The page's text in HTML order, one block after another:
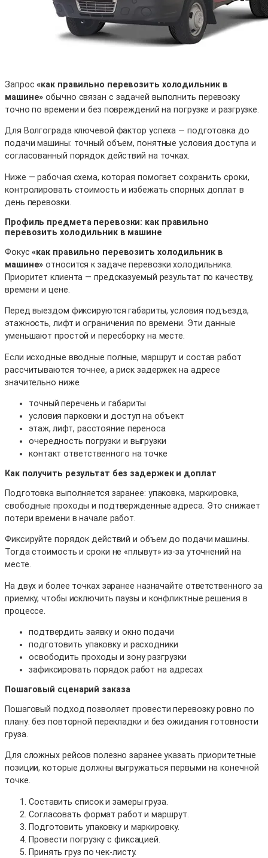
Запрос«как правильно перевозить холодильник в
машине» обычно связан с задачей выполнить перевозку
точно по времени и без повреждений на погрузке и разгрузке.
Для Волгограда ключевой фактор успеха — подготовка до
подачи машины: точный объем, понятные условия доступа и
согласованный порядок действий на точках.
Ниже — рабочая схема, которая помогает сохранить сроки,
контролировать стоимость и избежать спорных доплат в
день перевозки.
Профиль предмета перевозки: как правильно
перевозить холодильник в машине
Фокус«как правильно перевозить холодильник в
машине» относится к задаче перевозки холодильника.
Приоритет клиента — предсказуемый результат по качеству,
времени и цене.
Перед выездом фиксируются габариты, условия подъезда,
этажность, лифт и ограничения по времени. Эти данные
уменьшают простой и пересборку на месте.
Если исходные вводные полные, маршрут и состав работ
рассчитываются точнее, а риск задержек на адресе
значительно ниже.
точный перечень и габариты
условия парковки и доступ на объект
этаж, лифт, расстояние переноса
очередность погрузки и выгрузки
контакт ответственного на точке
Как получить результат без задержек и доплат
Подготовка выполняется заранее: упаковка, маркировка,
свободные проходы и подтвержденные адреса. Это снижает
потери времени в начале работ.
Фиксируйте порядок действий и объем до подачи машины.
Тогда стоимость и сроки не «плывут» из-за уточнений на
месте.
На двух и более точках заранее назначайте ответственного за
приемку, чтобы исключить паузы и конфликтные решения в
процессе.
подтвердить заявку и окно подачи
подготовить упаковку и расходники
освободить проходы и зону разгрузки
зафиксировать порядок работ на адресах
Пошаговый сценарий заказа
Пошаговый подход позволяет провести перевозку ровно по
плану: без повторной перекладки и без ожидания готовности
груза.
Для сложных рейсов полезно заранее указать приоритетные
позиции, которые должны выгружаться первыми на конечной
точке.
Составить список и замеры груза.
Согласовать формат работ и маршрут.
Подготовить упаковку и маркировку.
Провести погрузку с фиксацией.
Принять груз по чек-листу.